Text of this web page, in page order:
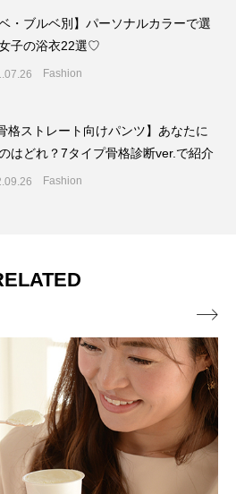
ベ・ブルベ別】パーソナルカラーで選
子の浴衣22選♡
Fashion
格ストレート向けパンツ】あなたに
はどれ？7タイプ骨格診断ver.で紹介
Fashion
